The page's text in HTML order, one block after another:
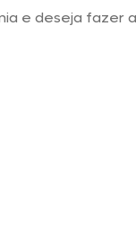
e deseja fazer